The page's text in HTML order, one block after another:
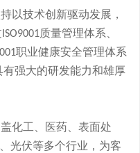
以技术创新驱动发展，
ISO9001质量管理体系、
职业健康安全管理体系
有强大的研发能力和雄厚
化工、医药、表面处
、光伏等多个行业，为客